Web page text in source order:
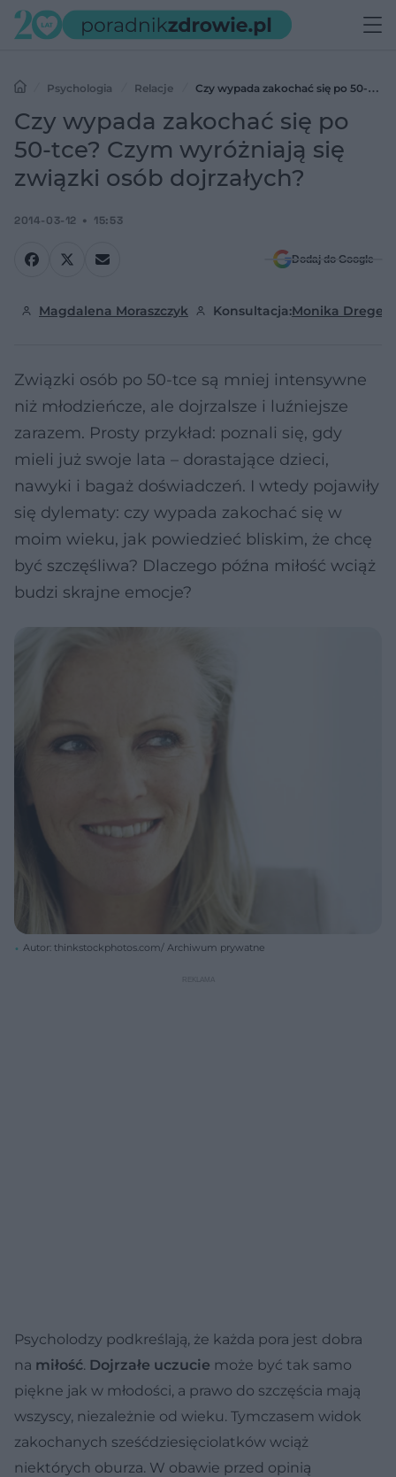
Psychologia Relacje
Czy wypada zakochać się po 50-tce?
Czym wyróżniają się związki osób dojrzałych?
Czy wypada zakochać się po
50-tce? Czym wyróżniają się
związki osób dojrzałych?
2014-03-12 15:53
Dodaj do Google
Magdalena Moraszczyk Konsultacja:Monika Dreger
Związki osób po 50-tce są mniej intensywne
niż młodzieńcze, ale dojrzalsze i luźniejsze
zarazem. Prosty przykład: poznali się, gdy
mieli już swoje lata – dorastające dzieci,
nawyki i bagaż doświadczeń. I wtedy pojawiły
się dylematy: czy wypada zakochać się w
moim wieku, jak powiedzieć bliskim, że chcę
być szczęśliwa? Dlaczego późna miłość wciąż
budzi skrajne emocje?
Autor: thinkstockphotos.com/ Archiwum prywatne
Psycholodzy podkreślają, że każda pora jest dobra
na miłość. Dojrzałe uczucie może być tak samo
piękne jak w młodości, a prawo do szczęścia mają
wszyscy, niezależnie od wieku. Tymczasem widok
zakochanych sześćdziesięciolatków wciąż
niektórych oburza. W obawie przed opinią